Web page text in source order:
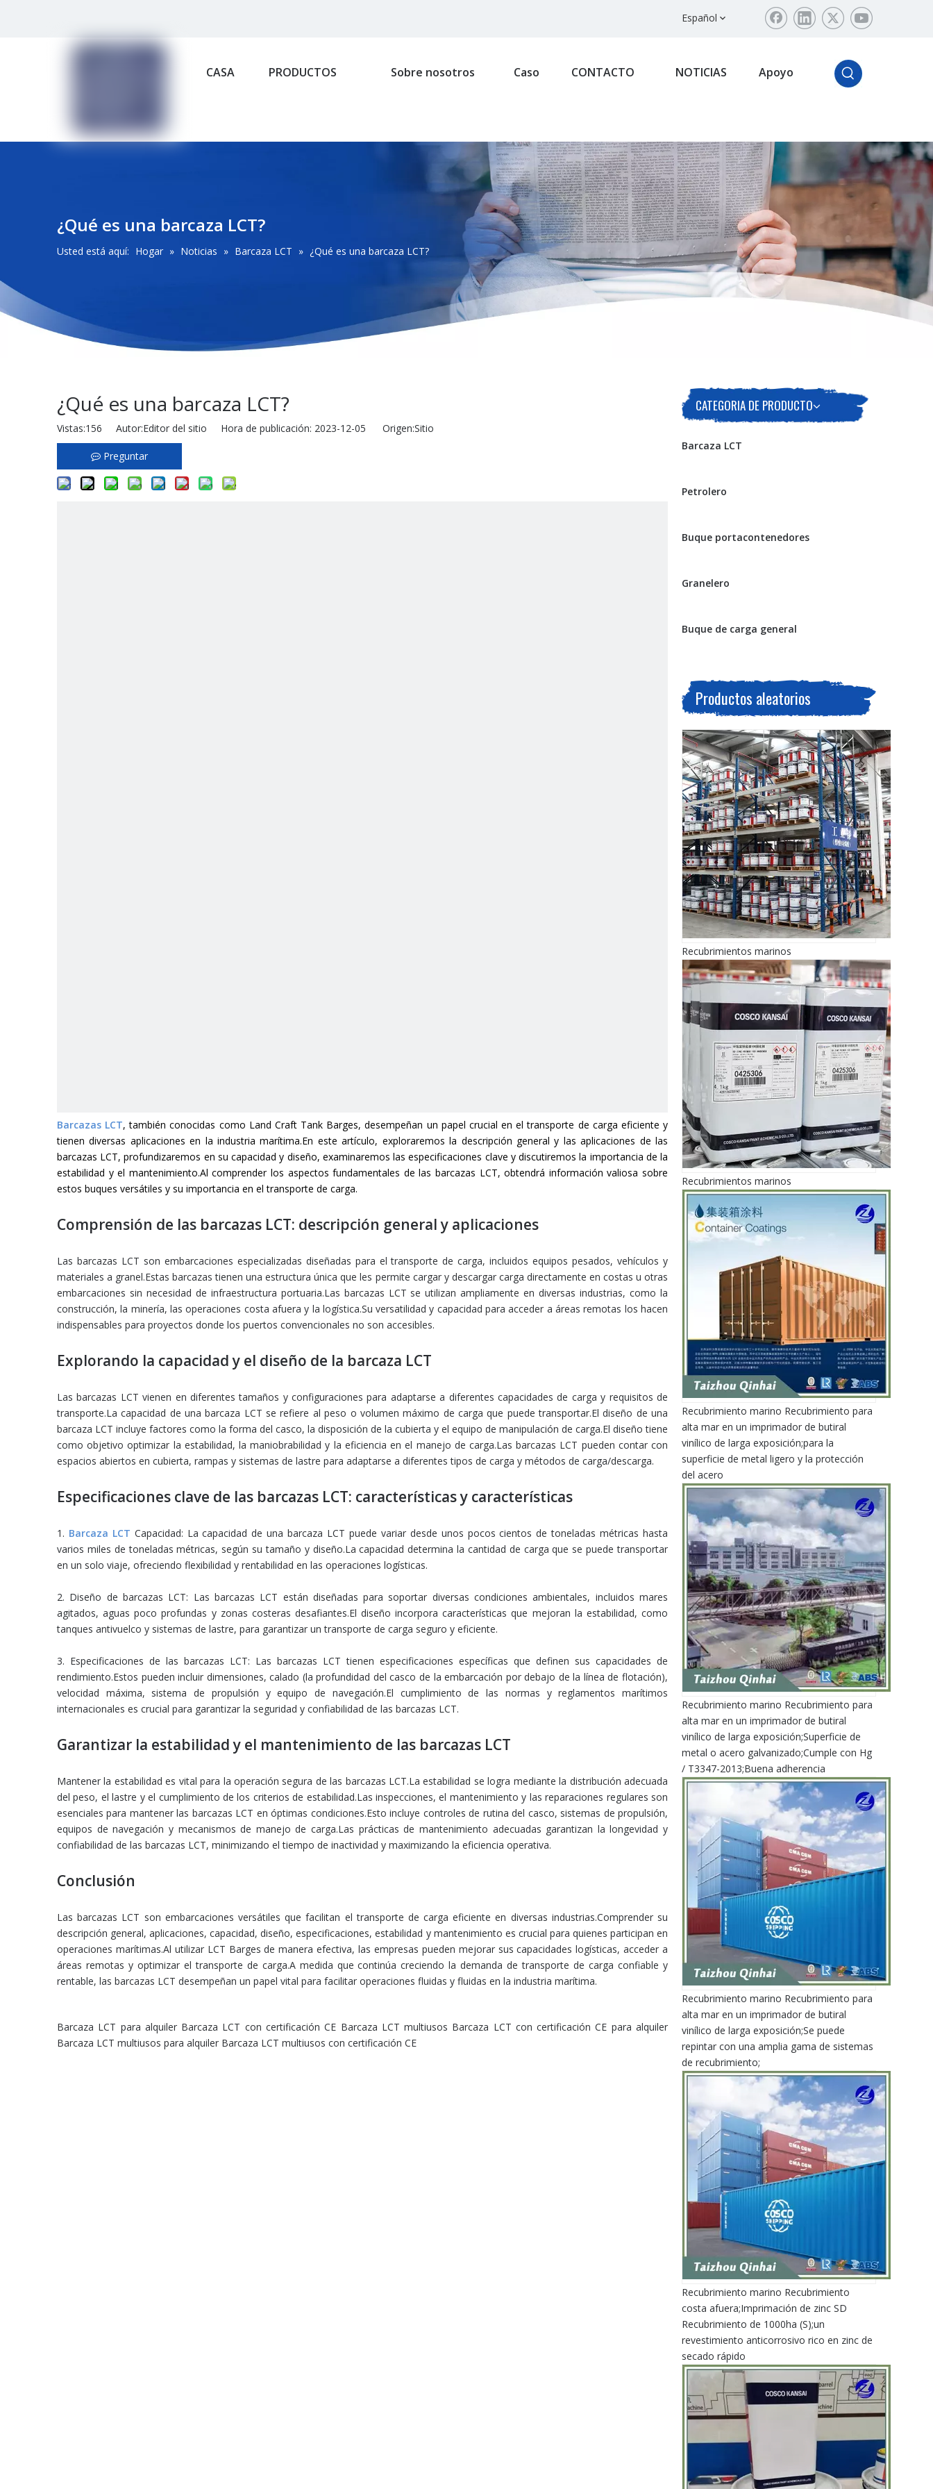
Español
CASA PRODUCTOS Sobre nosotros Caso CONTACTO NOTICIAS Apoyo
¿Qué es una barcaza LCT?
Usted está aquí: Hogar » Noticias » Barcaza LCT » ¿Qué es una barcaza LCT?
¿Qué es una barcaza LCT?
Vistas:156 Autor:Editor del sitio Hora de publicación: 2023-12-05 Origen:Sitio
Preguntar
Barcazas LCT, también conocidas como Land Craft Tank Barges, desempeñan un papel crucial en el transporte de carga eficiente y
tienen diversas aplicaciones en la industria marítima.En este artículo, exploraremos la descripción general y las aplicaciones de las
barcazas LCT, profundizaremos en su capacidad y diseño, examinaremos las especificaciones clave y discutiremos la importancia de la
estabilidad y el mantenimiento.Al comprender los aspectos fundamentales de las barcazas LCT, obtendrá información valiosa sobre
estos buques versátiles y su importancia en el transporte de carga.
Comprensión de las barcazas LCT: descripción general y aplicaciones
Las barcazas LCT son embarcaciones especializadas diseñadas para el transporte de carga, incluidos equipos pesados, vehículos y
materiales a granel.Estas barcazas tienen una estructura única que les permite cargar y descargar carga directamente en costas u otras
embarcaciones sin necesidad de infraestructura portuaria.Las barcazas LCT se utilizan ampliamente en diversas industrias, como la
construcción, la minería, las operaciones costa afuera y la logística.Su versatilidad y capacidad para acceder a áreas remotas los hacen
indispensables para proyectos donde los puertos convencionales no son accesibles.
Explorando la capacidad y el diseño de la barcaza LCT
Las barcazas LCT vienen en diferentes tamaños y configuraciones para adaptarse a diferentes capacidades de carga y requisitos de
transporte.La capacidad de una barcaza LCT se refiere al peso o volumen máximo de carga que puede transportar.El diseño de una
barcaza LCT incluye factores como la forma del casco, la disposición de la cubierta y el equipo de manipulación de carga.El diseño tiene
como objetivo optimizar la estabilidad, la maniobrabilidad y la eficiencia en el manejo de carga.Las barcazas LCT pueden contar con
espacios abiertos en cubierta, rampas y sistemas de lastre para adaptarse a diferentes tipos de carga y métodos de carga/descarga.
Especificaciones clave de las barcazas LCT: características y características
1. Barcaza LCT Capacidad: La capacidad de una barcaza LCT puede variar desde unos pocos cientos de toneladas métricas hasta
varios miles de toneladas métricas, según su tamaño y diseño.La capacidad determina la cantidad de carga que se puede transportar
en un solo viaje, ofreciendo flexibilidad y rentabilidad en las operaciones logísticas.
2. Diseño de barcazas LCT: Las barcazas LCT están diseñadas para soportar diversas condiciones ambientales, incluidos mares
agitados, aguas poco profundas y zonas costeras desafiantes.El diseño incorpora características que mejoran la estabilidad, como
tanques antivuelco y sistemas de lastre, para garantizar un transporte de carga seguro y eficiente.
3. Especificaciones de las barcazas LCT: Las barcazas LCT tienen especificaciones específicas que definen sus capacidades de
rendimiento.Estos pueden incluir dimensiones, calado (la profundidad del casco de la embarcación por debajo de la línea de flotación),
velocidad máxima, sistema de propulsión y equipo de navegación.El cumplimiento de las normas y reglamentos marítimos
internacionales es crucial para garantizar la seguridad y confiabilidad de las barcazas LCT.
Garantizar la estabilidad y el mantenimiento de las barcazas LCT
Mantener la estabilidad es vital para la operación segura de las barcazas LCT.La estabilidad se logra mediante la distribución adecuada
del peso, el lastre y el cumplimiento de los criterios de estabilidad.Las inspecciones, el mantenimiento y las reparaciones regulares son
esenciales para mantener las barcazas LCT en óptimas condiciones.Esto incluye controles de rutina del casco, sistemas de propulsión,
equipos de navegación y mecanismos de manejo de carga.Las prácticas de mantenimiento adecuadas garantizan la longevidad y
confiabilidad de las barcazas LCT, minimizando el tiempo de inactividad y maximizando la eficiencia operativa.
Conclusión
Las barcazas LCT son embarcaciones versátiles que facilitan el transporte de carga eficiente en diversas industrias.Comprender su
descripción general, aplicaciones, capacidad, diseño, especificaciones, estabilidad y mantenimiento es crucial para quienes participan en
operaciones marítimas.Al utilizar LCT Barges de manera efectiva, las empresas pueden mejorar sus capacidades logísticas, acceder a
áreas remotas y optimizar el transporte de carga.A medida que continúa creciendo la demanda de transporte de carga confiable y
rentable, las barcazas LCT desempeñan un papel vital para facilitar operaciones fluidas y fluidas en la industria marítima.
Barcaza LCT para alquiler Barcaza LCT con certificación CE Barcaza LCT multiusos Barcaza LCT con certificación CE para alquiler
Barcaza LCT multiusos para alquiler Barcaza LCT multiusos con certificación CE
CATEGORIA DE PRODUCTO
Barcaza LCT
Petrolero
Buque portacontenedores
Granelero
Buque de carga general
Productos aleatorios
Recubrimientos marinos
Recubrimientos marinos
Recubrimiento marino Recubrimiento para
alta mar en un imprimador de butiral
vinílico de larga exposición;para la
superficie de metal ligero y la protección
del acero
Recubrimiento marino Recubrimiento para
alta mar en un imprimador de butiral
vinílico de larga exposición;Superficie de
metal o acero galvanizado;Cumple con Hg
/ T3347-2013;Buena adherencia
Recubrimiento marino Recubrimiento para
alta mar en un imprimador de butiral
vinílico de larga exposición;Se puede
repintar con una amplia gama de sistemas
de recubrimiento;
Recubrimiento marino Recubrimiento
costa afuera;Imprimación de zinc SD
Recubrimiento de 1000ha (S);un
revestimiento anticorrosivo rico en zinc de
secado rápido